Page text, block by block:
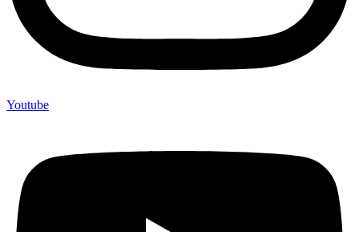
Youtube